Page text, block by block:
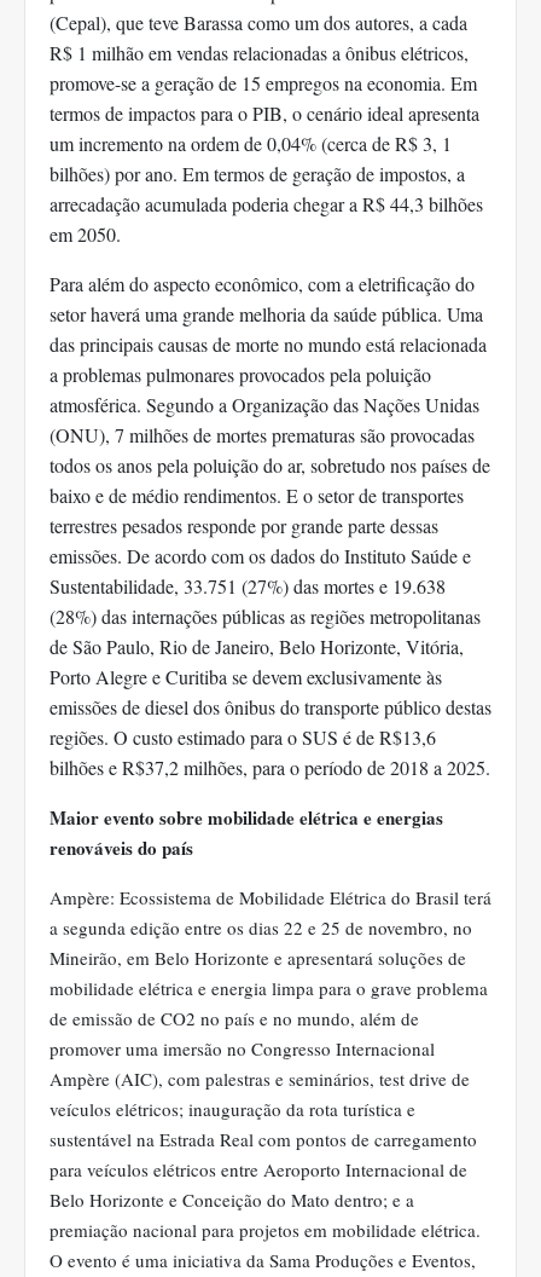
(Cepal), que teve Barassa como um dos autores, a cada
R$ 1 milhão em vendas relacionadas a ônibus elétricos,
promove-se a geração de 15 empregos na economia. Em
termos de impactos para o PIB, o cenário ideal apresenta
um incremento na ordem de 0,04% (cerca de R$ 3, 1
bilhões) por ano. Em termos de geração de impostos, a
arrecadação acumulada poderia chegar a R$ 44,3 bilhões
em 2050.
Para além do aspecto econômico, com a eletrificação do
setor haverá uma grande melhoria da saúde pública. Uma
das principais causas de morte no mundo está relacionada
a problemas pulmonares provocados pela poluição
atmosférica. Segundo a Organização das Nações Unidas
(ONU), 7 milhões de mortes prematuras são provocadas
todos os anos pela poluição do ar, sobretudo nos países de
baixo e de médio rendimentos. E o setor de transportes
terrestres pesados responde por grande parte dessas
emissões. De acordo com os dados do Instituto Saúde e
Sustentabilidade, 33.751 (27%) das mortes e 19.638
(28%) das internações públicas as regiões metropolitanas
de São Paulo, Rio de Janeiro, Belo Horizonte, Vitória,
Porto Alegre e Curitiba se devem exclusivamente às
emissões de diesel dos ônibus do transporte público destas
regiões. O custo estimado para o SUS é de R$13,6
bilhões e R$37,2 milhões, para o período de 2018 a 2025.
Maior evento sobre mobilidade elétrica e energias
renováveis do país
Ampère: Ecossistema de Mobilidade Elétrica do Brasil terá
a segunda edição entre os dias 22 e 25 de novembro, no
Mineirão, em Belo Horizonte e apresentará soluções de
mobilidade elétrica e energia limpa para o grave problema
de emissão de CO2 no país e no mundo, além de
promover uma imersão no Congresso Internacional
Ampère (AIC), com palestras e seminários, test drive de
veículos elétricos; inauguração da rota turística e
sustentável na Estrada Real com pontos de carregamento
para veículos elétricos entre Aeroporto Internacional de
Belo Horizonte e Conceição do Mato dentro; e a
premiação nacional para projetos em mobilidade elétrica.
O evento é uma iniciativa da Sama Produções e Eventos,